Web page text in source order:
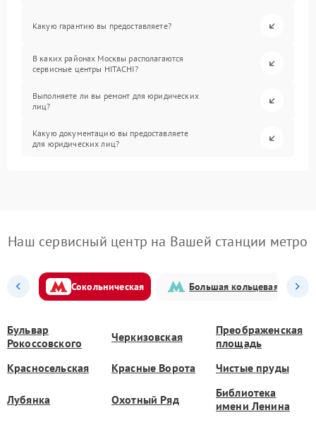
Какую гарантию вы предоставляете?
В каких районах Москвы располагаются
сервисные центры HITACHI?
Выполняете ли вы ремонт для юридических
лиц?
Какую документацию вы предоставляете
для юридических лиц?
Наш сервисный центр на Вашей станции метро
Сокольническая Большая кольцевая
Бульвар
Рокоссовского
Черкизовская
Преображенская
площадь
Красносельская
Красные Ворота Чистые пруды
Лубянка Охотный Ряд
Библиотека
имени Ленина